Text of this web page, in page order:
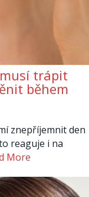
trápit
během
znepříjemnit den
reaguje i na
More